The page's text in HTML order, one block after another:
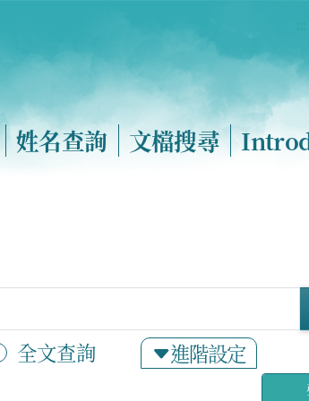
姓名查詢 文檔搜尋
全文查詢 進階設定